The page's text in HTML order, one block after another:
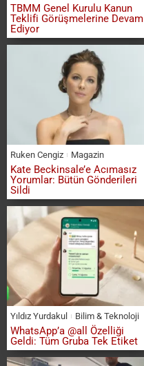
TBMM Genel Kurulu Kanun
Teklifi Görüşmelerine Devam
Ediyor
Ruken Cengiz Magazin
Kate Beckinsale’e Acımasız
Yorumlar: Bütün Gönderileri
Sildi
Yıldız Yurdakul Bilim & Teknoloji
WhatsApp’a @all Özelliği
Geldi: Tüm Gruba Tek Etiket